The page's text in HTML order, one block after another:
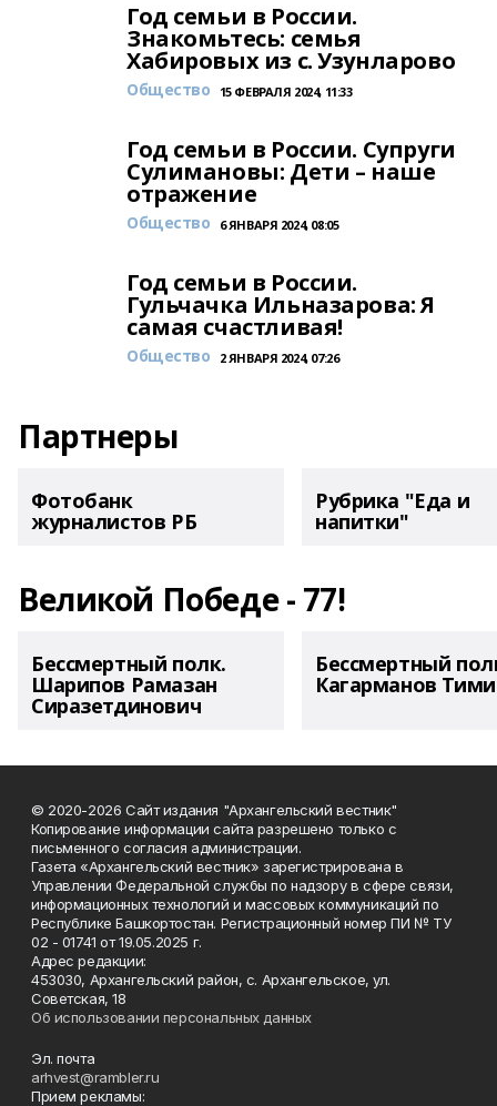
Год семьи в России.
Знакомьтесь: семья
Хабировых из с. Узунларово
Общество 15 ФЕВРАЛЯ 2024, 11:33
Год семьи в России. Супруги
Сулимановы: Дети – наше
отражение
Общество 6 ЯНВАРЯ 2024, 08:05
Год семьи в России.
Гульчачка Ильназарова: Я
самая счастливая!
Общество 2 ЯНВАРЯ 2024, 07:26
Партнеры
Фотобанк
журналистов РБ
Рубрика "Еда и
напитки"
Великой Победе - 77!
Бессмертный полк.
Шарипов Рамазан
Сиразетдинович
Бессмертный
Кагарманов
© 2020-2026 Сайт издания "Архангельский вестник"
Копирование информации сайта разрешено только с
письменного согласия администрации.
Газета «Архангельский вестник» зарегистрирована в
Управлении Федеральной службы по надзору в сфере связи,
информационных технологий и массовых коммуникаций по
Республике Башкортостан. Регистрационный номер ПИ № ТУ
02 - 01741 от 19.05.2025 г.
Адрес редакции:
453030, Архангельский район, с. Архангельское, ул.
Советская, 18
Об использовании персональных данных
Эл. почта
arhvest@rambler.ru
Прием рекламы: